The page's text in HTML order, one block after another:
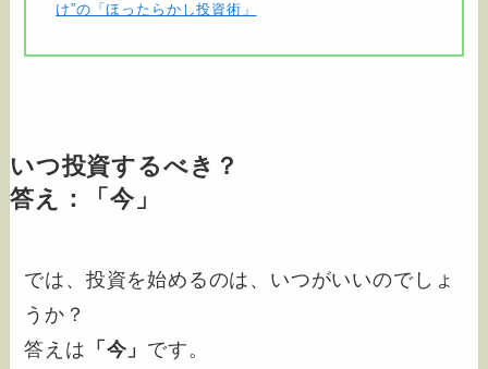
け”の「ほったらかし投資術」
いつ投資するべき？
答え：「今」
では、投資を始めるのは、いつがいいのでしょ
うか？
答えは 「今」 です。